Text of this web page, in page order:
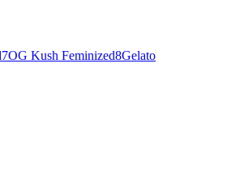
7OG Kush Feminized8Gelato